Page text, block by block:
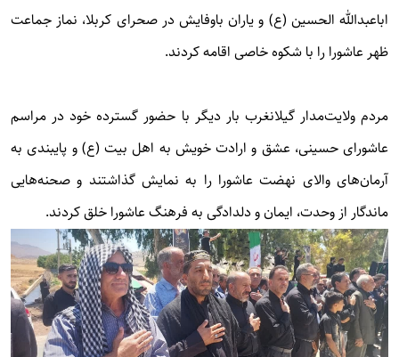
اباعبدالله الحسین (ع) و یاران باوفایش در صحرای کربلا، نماز جماعت
ظهر عاشورا را با شکوه خاصی اقامه کردند.
مردم ولایت‌مدار گیلانغرب بار دیگر با حضور گسترده خود در مراسم
عاشورای حسینی، عشق و ارادت خویش به اهل بیت (ع) و پایبندی به
آرمان‌های والای نهضت عاشورا را به نمایش گذاشتند و صحنه‌هایی
ماندگار از وحدت، ایمان و دلدادگی به فرهنگ عاشورا خلق کردند.